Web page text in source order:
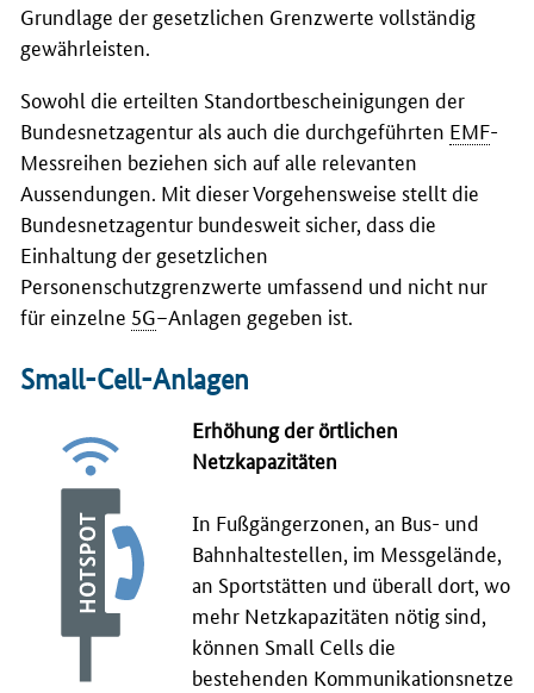
Grundlage der gesetzlichen Grenzwerte vollständig
gewährleisten.
Sowohl die erteilten Standortbescheinigungen der
Bundesnetzagentur als auch die durchgeführten EMF-
Messreihen beziehen sich auf alle relevanten
Aussendungen. Mit dieser Vorgehensweise stellt die
Bundesnetzagentur bundesweit sicher, dass die
Einhaltung der gesetzlichen
Personenschutzgrenzwerte umfassend und nicht nur
für einzelne 5G–Anlagen gegeben ist.
Small-Cell-Anlagen
Erhöhung der örtlichen
Netzkapazitäten
In Fußgängerzonen, an Bus- und
Bahnhaltestellen, im Messgelände,
an Sportstätten und überall dort, wo
mehr Netzkapazitäten nötig sind,
können Small Cellsdie
bestehenden Kommunikationsnetze